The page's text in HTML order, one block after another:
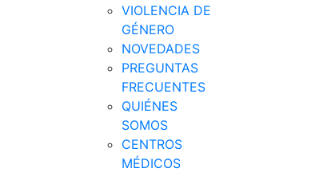
VIOLENCIA DE
GÉNERO
NOVEDADES
PREGUNTAS
FRECUENTES
QUIÉNES
SOMOS
CENTROS
MÉDICOS